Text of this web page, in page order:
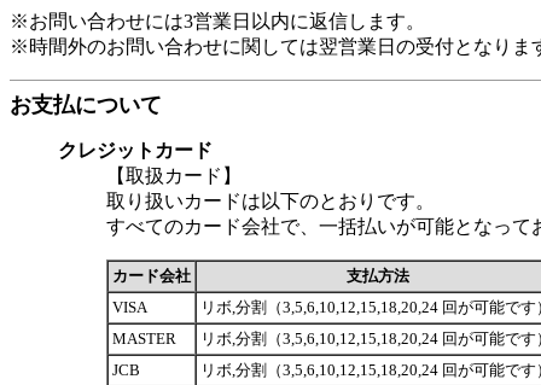
※お問い合わせには3営業日以内に返信します。
※時間外のお問い合わせに関しては翌営業日の受付となりま
お支払について
クレジットカード
【取扱カード】
取り扱いカードは以下のとおりです。
すべてのカード会社で、一括払いが可能となって
カード会社
支払方法
VISA
リボ,分割（3,5,6,10,12,15,18,20,24 回が可能です
MASTER
リボ,分割（3,5,6,10,12,15,18,20,24 回が可能です
JCB
リボ,分割（3,5,6,10,12,15,18,20,24 回が可能です